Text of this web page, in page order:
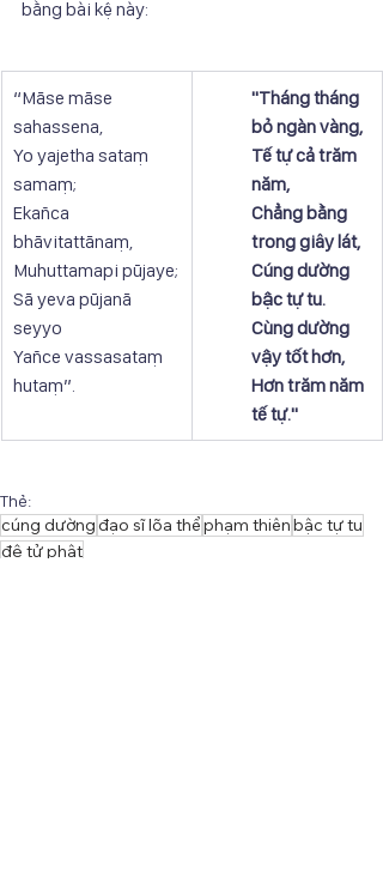
bằng bài kệ này:
“Māse māse
sahassena,
Yo yajetha sataṃ
samaṃ;
Ekañca
bhāvitattānaṃ,
Muhuttamapi pūjaye;
Sā yeva pūjanā
seyyo
Yañce vassasataṃ
hutaṃ”.
"Tháng tháng
bỏ ngàn vàng,
Tế tự cả trăm
năm,
Chẳng bằng
trong giây lát,
Cúng dường
bậc tự tu.
Cùng dường
vậy tốt hơn,
Hơn trăm năm
tế tự."
Thẻ:
cúng dườngđạo sĩ lõa thểphạm thiênbậc tự tu
đệ tử phật